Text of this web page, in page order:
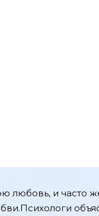
любовь, и часто